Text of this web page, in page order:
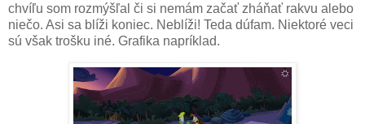
chvíľu som rozmýšľal či si nemám začať zháňať rakvu alebo
niečo. Asi sa blíži koniec. Neblíži! Teda dúfam. Niektoré veci
sú však trošku iné. Grafika napríklad.